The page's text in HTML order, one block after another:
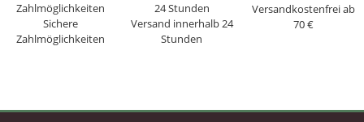
Sichere
Zahlmöglichkeiten
Versand innerhalb 24
Stunden
Versandkostenfrei ab
70 €